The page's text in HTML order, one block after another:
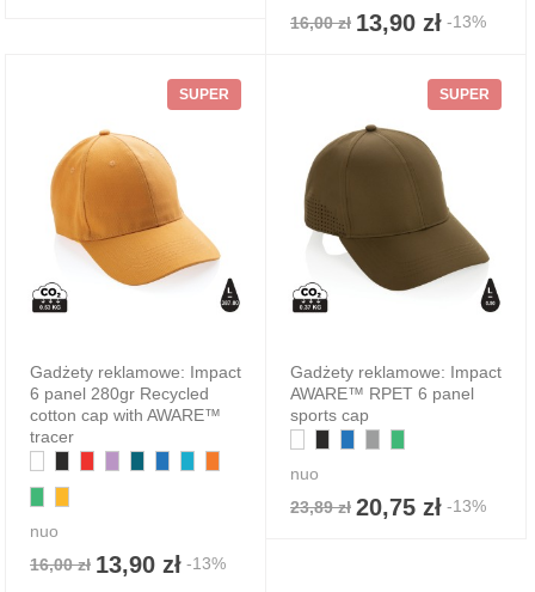
16,00 zł 13,90 zł -13%
SUPER
Gadżety reklamowe: Impact
6 panel 280gr Recycled
cotton cap with AWARE™
tracer
nuo
16,00 zł 13,90 zł -13%
SUPER
Gadżety reklamowe: Impact
AWARE™ RPET 6 panel
sports cap
nuo
23,89 zł 20,75 zł -13%